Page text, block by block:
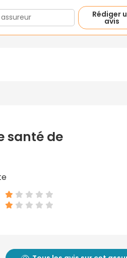
Rédiger
avis
santé de